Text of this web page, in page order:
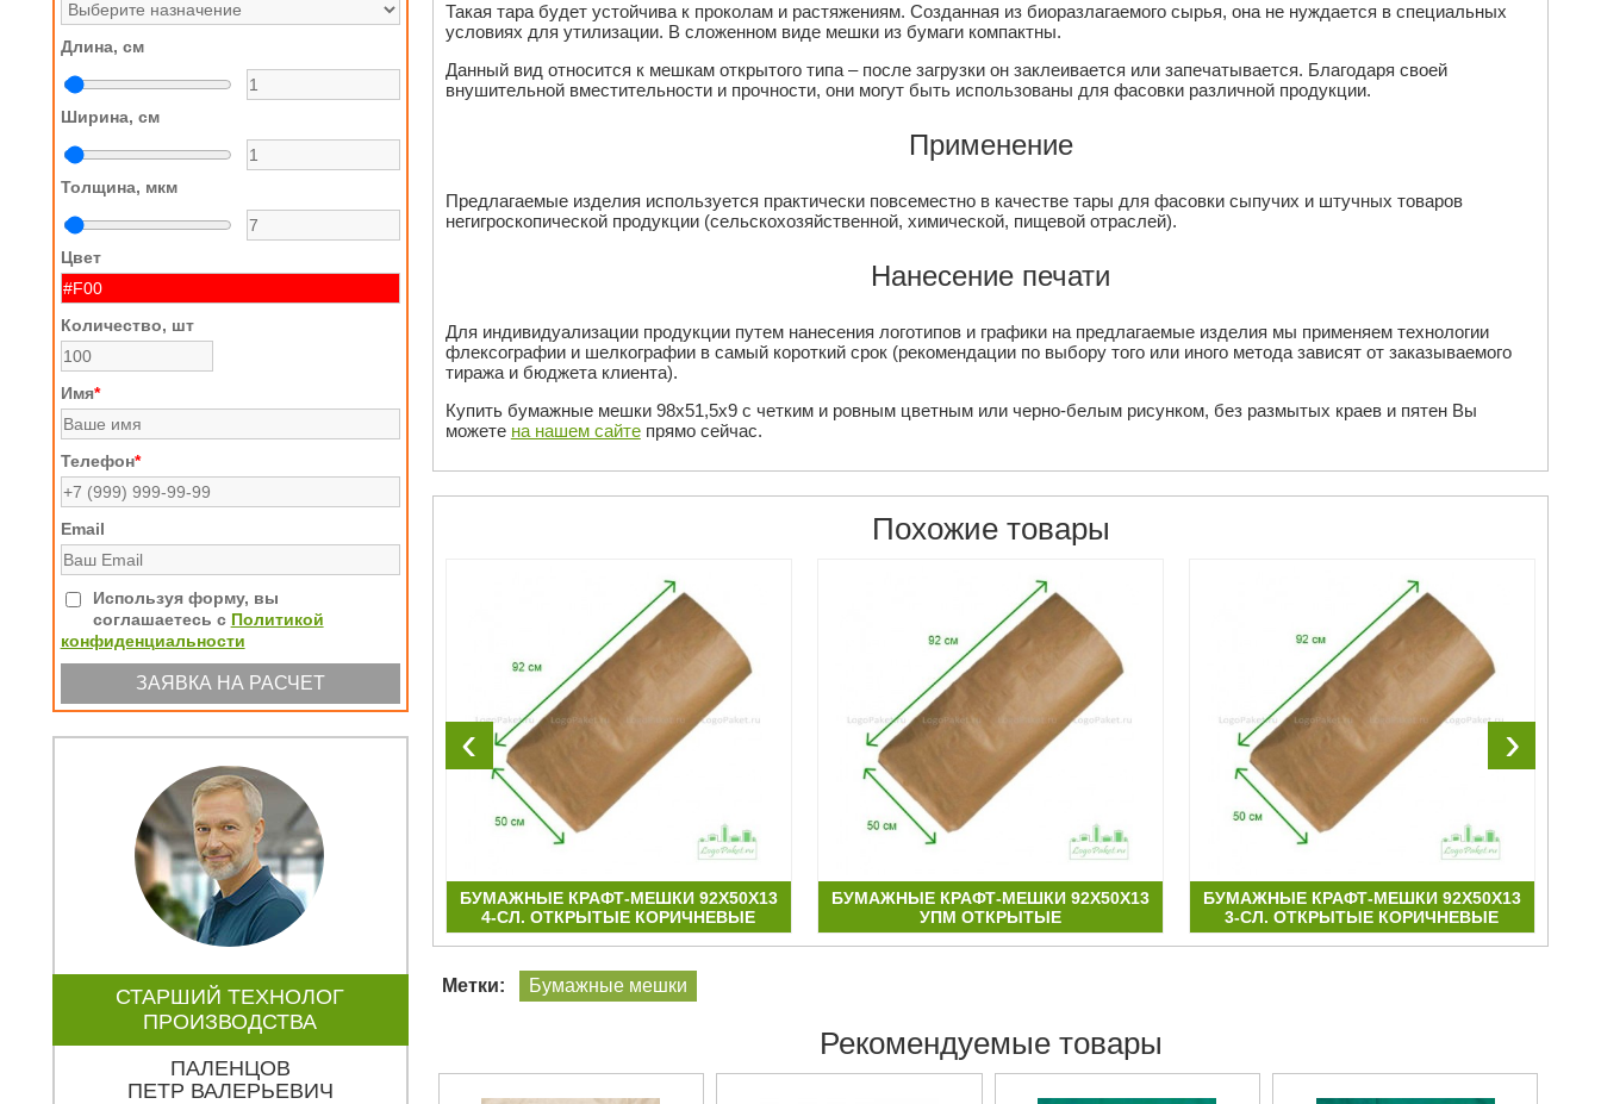
Длина, см
Ширина, см
Толщина, мкм
Цвет
Количество, шт
Имя*
Телефон*
Email
Используя форму, вы
соглашаетесь с Политикой
конфиденциальности
СТАРШИЙ ТЕХНОЛОГ
ПРОИЗВОДСТВА
ПАЛЕНЦОВ
ПЕТР ВАЛЕРЬЕВИЧ
Такая тара будет устойчива к проколам и растяжениям. Созданная из биоразлагаемого сырья, она не нуждается в специальных
условиях для утилизации. В сложенном виде мешки из бумаги компактны.
Данный вид относится к мешкам открытого типа – после загрузки он заклеивается или запечатывается. Благодаря своей
внушительной вместительности и прочности, они могут быть использованы для фасовки различной продукции.
Применение
Предлагаемые изделия используется практически повсеместно в качестве тары для фасовки сыпучих и штучных товаров
негигроскопической продукции (сельскохозяйственной, химической, пищевой отраслей).
Нанесение печати
Для индивидуализации продукции путем нанесения логотипов и графики на предлагаемые изделия мы применяем технологии
флексографии и шелкографии в самый короткий срок (рекомендации по выбору того или иного метода зависят от заказываемого
тиража и бюджета клиента).
Купить бумажные мешки 98х51,5х9 с четким и ровным цветным или черно-белым рисунком, без размытых краев и пятен Вы
можете на нашем сайтепрямо сейчас.
Похожие товары
БУМАЖНЫЕ КРАФТ-МЕШКИ 84Х50Х13
3-СЛ. НМ ЗАКРЫТЫЕ
БУМАЖНЫЕ КРАФТ-МЕШКИ 92Х50Х13
4-СЛ. ОТКРЫТЫЕ КОРИЧНЕВЫЕ
БУМАЖНЫЕ КРАФТ-МЕШКИ 92Х50Х13
УПМ ОТКРЫТЫЕ
БУМАЖНЫЕ КРАФТ-МЕШКИ 92Х50Х13
3-СЛ. ОТКРЫТЫЕ КОРИЧНЕВЫЕ
‹ ›
Метки: Бумажные мешки
Рекомендуемые товары